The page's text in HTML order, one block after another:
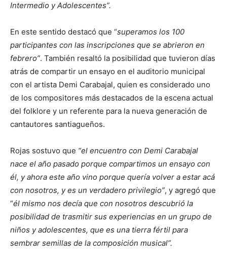
Intermedio y Adolescentes”.
En este sentido destacó que “superamos los 100
participantes con las inscripciones que se abrieron en
febrero”. También resaltó la posibilidad que tuvieron días
atrás de compartir un ensayo en el auditorio municipal
con el artista Demi Carabajal, quien es considerado uno
de los compositores más destacados de la escena actual
del folklore y un referente para la nueva generación de
cantautores santiagueños.
Rojas sostuvo que “el encuentro con Demi Carabajal
nace el año pasado porque compartimos un ensayo con
él, y ahora este año vino porque quería volver a estar acá
con nosotros, y es un verdadero privilegio”, y agregó que
“él mismo nos decía que con nosotros descubrió la
posibilidad de trasmitir sus experiencias en un grupo de
niños y adolescentes, que es una tierra fértil para
sembrar semillas de la composición musical”.